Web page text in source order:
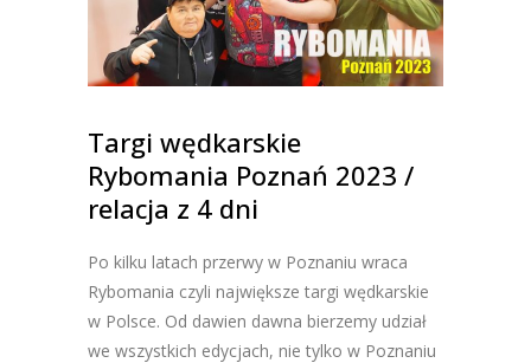
Targi wędkarskie
Rybomania Poznań 2023 /
relacja z 4 dni
Po kilku latach przerwy w Poznaniu wraca
Rybomania czyli największe targi wędkarskie
w Polsce. Od dawien dawna bierzemy udział
we wszystkich edycjach, nie tylko w Poznaniu